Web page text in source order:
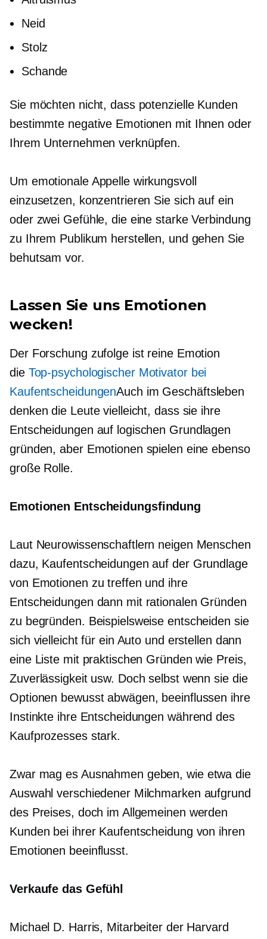
Neid
Stolz
Schande
Sie möchten nicht, dass potenzielle Kunden
bestimmte negative Emotionen mit Ihnen oder
Ihrem Unternehmen verknüpfen.
Um emotionale Appelle wirkungsvoll
einzusetzen, konzentrieren Sie sich auf ein
oder zwei Gefühle, die eine starke Verbindung
zu Ihrem Publikum herstellen, und gehen Sie
behutsam vor.
Lassen Sie uns Emotionen
wecken!
Der Forschung zufolge ist reine Emotion
die Top-psychologischer Motivator bei
KaufentscheidungenAuch im Geschäftsleben
denken die Leute vielleicht, dass sie ihre
Entscheidungen auf logischen Grundlagen
gründen, aber Emotionen spielen eine ebenso
große Rolle.
Emotionen Entscheidungsfindung
Laut Neurowissenschaftlern neigen Menschen
dazu, Kaufentscheidungen auf der Grundlage
von Emotionen zu treffen und ihre
Entscheidungen dann mit rationalen Gründen
zu begründen. Beispielsweise entscheiden sie
sich vielleicht für ein Auto und erstellen dann
eine Liste mit praktischen Gründen wie Preis,
Zuverlässigkeit usw. Doch selbst wenn sie die
Optionen bewusst abwägen, beeinflussen ihre
Instinkte ihre Entscheidungen während des
Kaufprozesses stark.
Zwar mag es Ausnahmen geben, wie etwa die
Auswahl verschiedener Milchmarken aufgrund
des Preises, doch im Allgemeinen werden
Kunden bei ihrer Kaufentscheidung von ihren
Emotionen beeinflusst.
Verkaufe das Gefühl
Michael D. Harris, Mitarbeiter der Harvard